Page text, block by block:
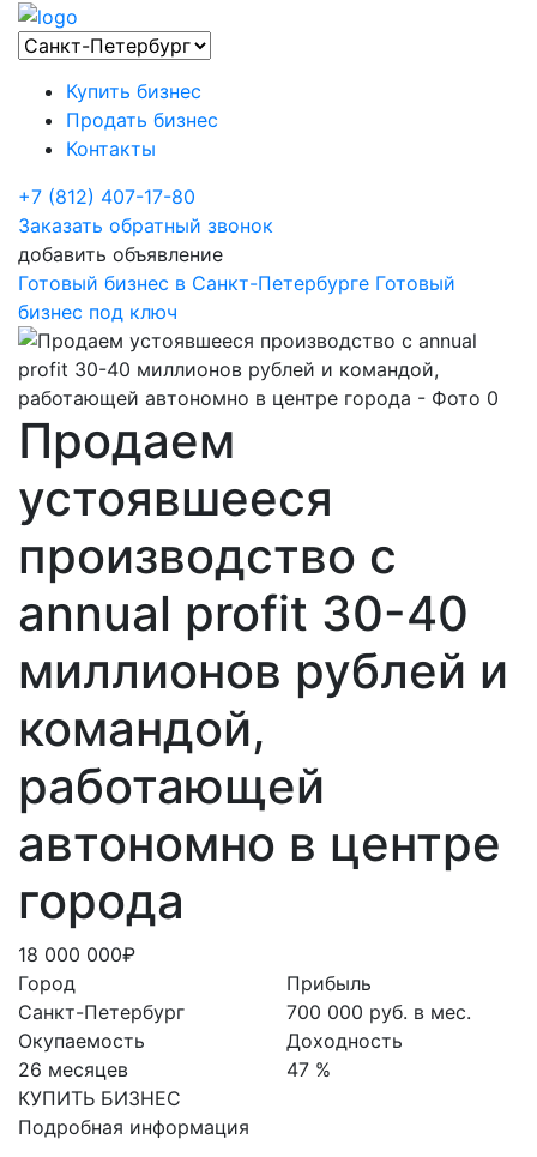
Купить бизнес
Продать бизнес
Контакты
+7 (812) 407-17-80
Заказать обратный звонок
добавить объявление
Готовый бизнес в Санкт-Петербурге Готовый
бизнес под ключ
Продаем
устоявшееся
производство с
annual profit 30-40
миллионов рублей и
командой,
работающей
автономно в центре
города
18 000 000₽
Город
Санкт-Петербург
Окупаемость
26 месяцев
КУПИТЬ БИЗНЕС
Прибыль
700 000 руб. в мес.
Доходность
47 %
Подробная информация